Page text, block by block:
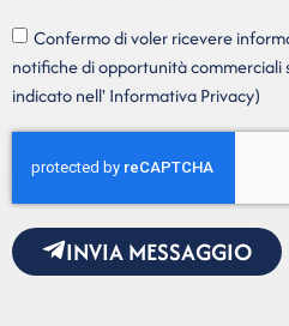
Confermo di voler ricevere
notifiche di opportunità commerciali
indicato nell' Informativa Privacy)
INVIA MESSAGGIO